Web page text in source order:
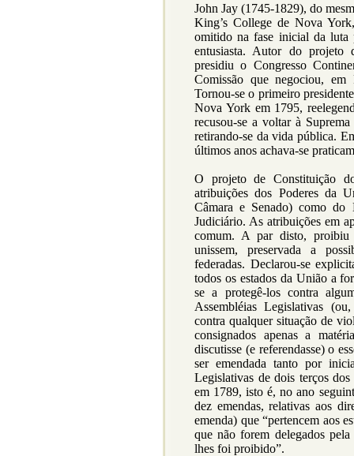
John Jay (1745-1829), do
King’s College de Nova
omitido na fase inicial da luta
entusiasta. Autor do projeto
presidiu o Congresso
Comissão que negociou,
Tornou-se o primeiro
Nova York em 1795,
recusou-se a voltar à
retirando-se da vida pública.
últimos anos achava-se
O projeto de Constituição
atribuições dos Poderes da
Câmara e Senado) como do
Judiciário. As atribuições em
comum. A par disto, proibiu
unissem, preservada a
federadas. Declarou-se
todos os estados da União a
se a protegê-los contra
Assembléias Legislativas
contra qualquer situação de
consignados apenas a
discutisse (e referendasse) o
ser emendada tanto por
Legislativas de dois terços dos
em 1789, isto é, no ano
dez emendas, relativas aos
emenda) que “pertencem aos
que não forem delegados
lhes foi proibido”.